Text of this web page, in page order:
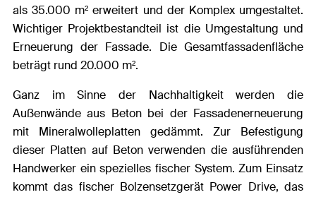
als 35.000 m² erweitert und der Komplex umgestaltet.
Wichtiger Projektbestandteil ist die Umgestaltung und
Erneuerung der Fassade. Die Gesamtfassadenfläche
beträgt rund 20.000 m².
Ganz im Sinne der Nachhaltigkeit werden die
Außenwände aus Beton bei der Fassadenerneuerung
mit Mineralwolleplatten gedämmt. Zur Befestigung
dieser Platten auf Beton verwenden die ausführenden
Handwerker ein spezielles fischer System. Zum Einsatz
kommt das fischer Bolzensetzgerät Power Drive, das